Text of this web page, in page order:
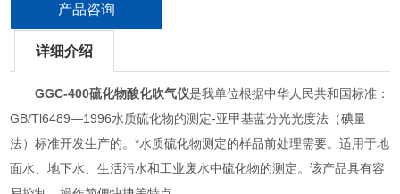
产品咨询
详细介绍
GGC-400硫化物酸化吹气仪是我单位根据中华人民共和国标准：
GB/Tl6489—1996水质硫化物的测定-亚甲基蓝分光光度法（碘量
法）标准开发生产的。*水质硫化物测定的样品前处理需要。适用于地
面水、地下水、生活污水和工业废水中硫化物的测定。该产品具有容